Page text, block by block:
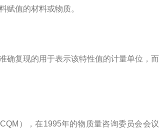
值的材料或物质。
复现的用于表示该特性值的计量单位，而
），在1995年的物质量咨询委员会会议